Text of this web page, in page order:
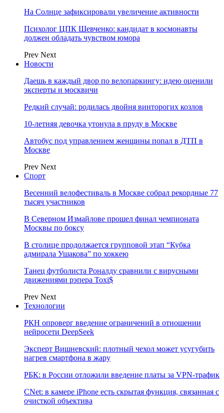
На Солнце зафиксировали увеличение активности
Психолог ЦПК Шевченко: кандидат в космонавты
должен обладать чувством юмора
Prev Next
Новости
Даешь в каждый двор по велопаркингу: идею оценили
эксперты и москвичи
Редкий случай: родилась двойня винторогих козлов
10-летняя девочка утонула в пруду в Москве
Автобус под управлением женщины попал в ДТП в
Москве
Prev Next
Спорт
Весенний велофестиваль в Москве собрал рекордные 77
тысяч участников
В Северном Измайлове прошел финал чемпионата
Москвы по боксу
В столице продолжается групповой этап “Кубка
адмирала Ушакова” по хоккею
Танец футболиста Роналду сравнили с вирусными
движениями рэпера Toxi$
Prev Next
Технологии
РКН опроверг введение ограничений в отношении
нейросети DeepSeek
Эксперт Вишневский: плотный чехол может усугубить
нагрев смартфона в жару
РБК: в России отложили введение платы за VPN-трафик
CNet: в камере iPhone есть скрытая функция, связанная с
очисткой объектива